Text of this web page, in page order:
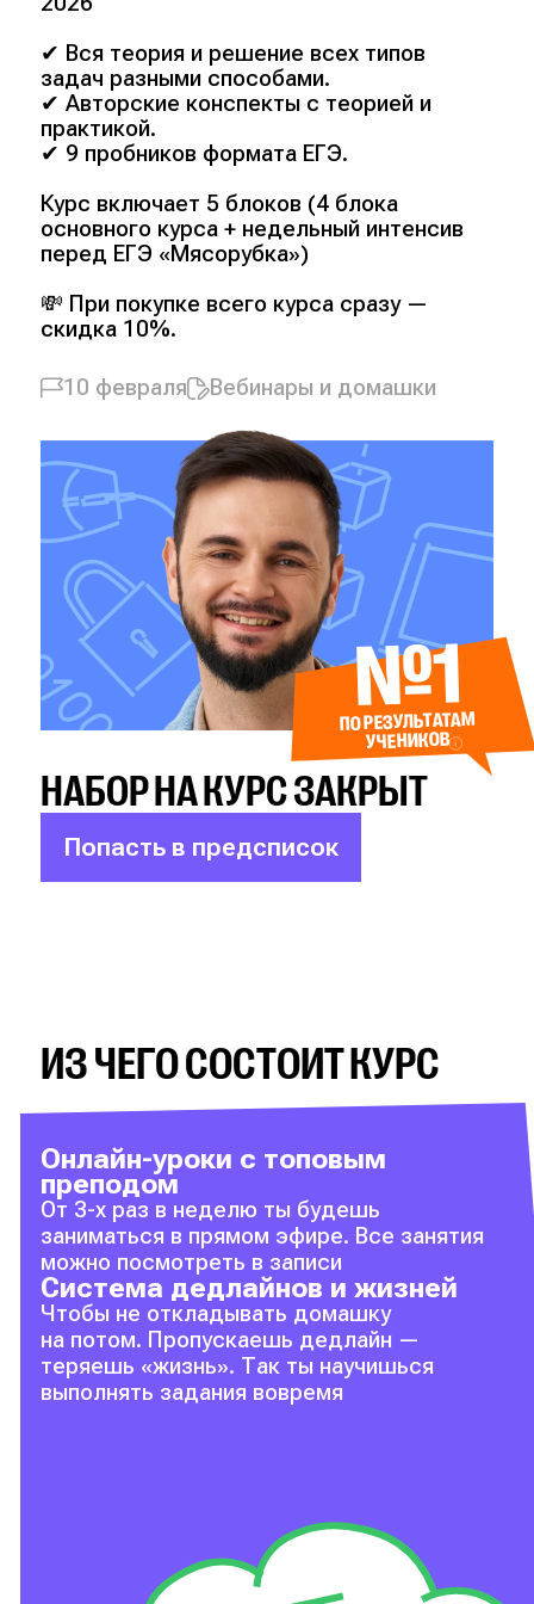
✔ Вся теория и решение всех типов
задач разными способами.
✔ Авторские конспекты с теорией и
практикой.
✔ 9 пробников формата ЕГЭ.
Курс включает 5 блоков (4 блока
основного курса + недельный интенсив
перед ЕГЭ «Мясорубка»)
💸 При покупке всего курса сразу —
скидка 10%.
10 февраля Вебинары и домашки
№1
ПО РЕЗУЛЬТАТАМ
УЧЕНИКОВ
Попасть в предсписок
НАБОР НА КУРС ЗАКРЫТ
ИЗ ЧЕГО СОСТОИТ КУРС
Онлайн-уроки с топовым
преподом
От 3-х раз в неделю ты будешь
заниматься в прямом эфире. Все занятия
можно посмотреть в записи
Система дедлайнов и жизней
Чтобы не откладывать домашку
на потом. Пропускаешь дедлайн —
теряешь «жизнь». Так ты научишься
выполнять задания вовремя